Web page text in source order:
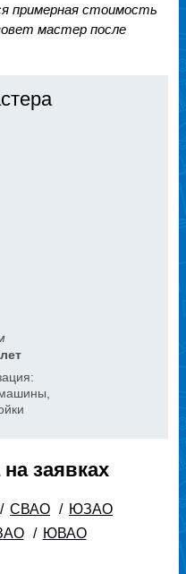
примерная стоимость
мастер после
заявках
/ СВАО / ЮЗАО
/ ЮВАО